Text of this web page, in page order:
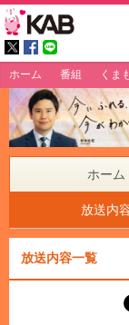
ホーム 番組
ホーム
放送内
放送内容一覧